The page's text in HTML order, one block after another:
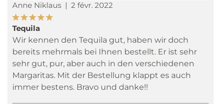
Anne Niklaus | 2 févr. 2022
Tequila
Wir kennen den Tequila gut, haben wir doch
bereits mehrmals bei Ihnen bestellt. Er ist sehr
sehr gut, pur, aber auch in den verschiedenen
Margaritas. Mit der Bestellung klappt es auch
immer bestens. Bravo und danke!!